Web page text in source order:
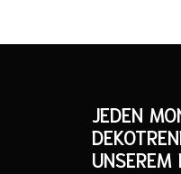
JEDEN
UNSEREM